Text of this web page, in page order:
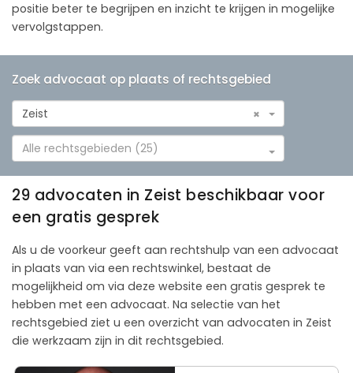
positie beter te begrijpen en inzicht te krijgen in mogelijke
vervolgstappen.
Zoek advocaat op plaats of rechtsgebied
×
Zeist
Alle rechtsgebieden (25)
29 advocaten in Zeist beschikbaar voor
een gratis gesprek
Als u de voorkeur geeft aan rechtshulp van een advocaat
in plaats van via een rechtswinkel, bestaat de
mogelijkheid om via deze website een gratis gesprek te
hebben met een advocaat. Na selectie van het
rechtsgebied ziet u een overzicht van advocaten in Zeist
die werkzaam zijn in dit rechtsgebied.